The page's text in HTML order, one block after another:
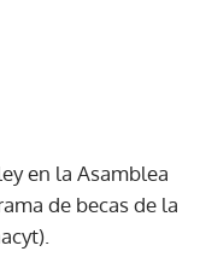
en la Asamblea
de becas de la